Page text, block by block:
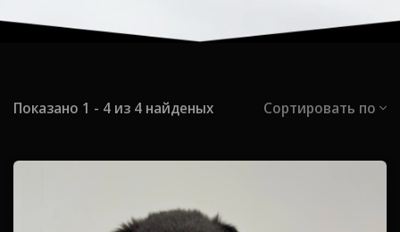
Показано 1 - 4 из 4 найденых Сортировать по